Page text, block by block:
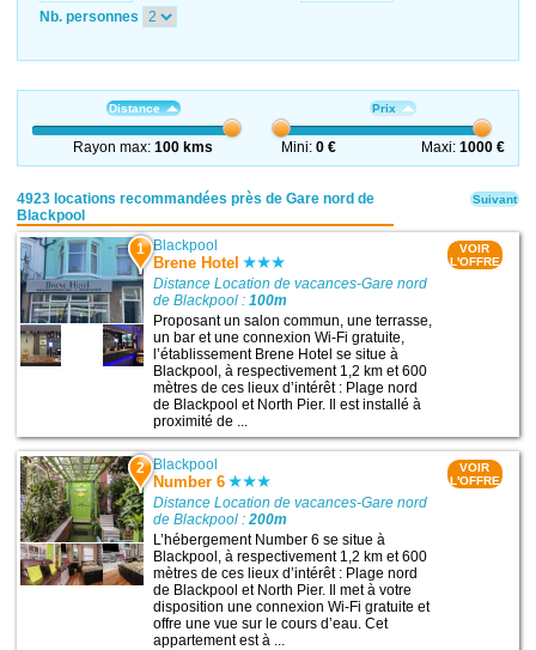
Nb. personnes
Distance
Rayon max:100 kms
Prix
Mini:0 € Maxi: 1000 €
4923 locations recommandées près de Gare nord de
Blackpool
1 Blackpool
Brene Hotel
Distance Location de vacances-Gare nord
de Blackpool :100m
Proposant un salon commun, une terrasse,
un bar et une connexion Wi-Fi gratuite,
l’établissement Brene Hotel se situe à
Blackpool, à respectivement 1,2 km et 600
mètres de ces lieux d’intérêt : Plage nord
de Blackpool et North Pier. Il est installé à
proximité de ...
VOIR
L'OFFRE
2 Blackpool
Number 6
Distance Location de vacances-Gare nord
de Blackpool :200m
L’hébergement Number 6 se situe à
Blackpool, à respectivement 1,2 km et 600
mètres de ces lieux d’intérêt : Plage nord
de Blackpool et North Pier. Il met à votre
disposition une connexion Wi-Fi gratuite et
offre une vue sur le cours d’eau. Cet
appartement est à ...
VOIR
L'OFFRE
Suivant